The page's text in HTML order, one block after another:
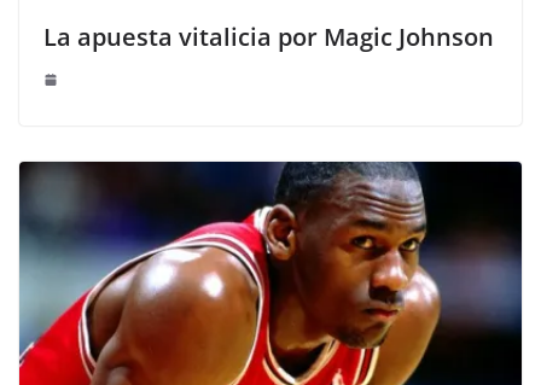
La apuesta vitalicia por Magic Johnson